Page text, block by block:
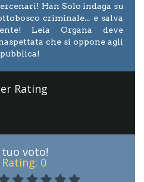
Han Solo indaga su
criminale... e salva
Leia Organa deve
che si oppone agli
Rating
tuo voto!
0